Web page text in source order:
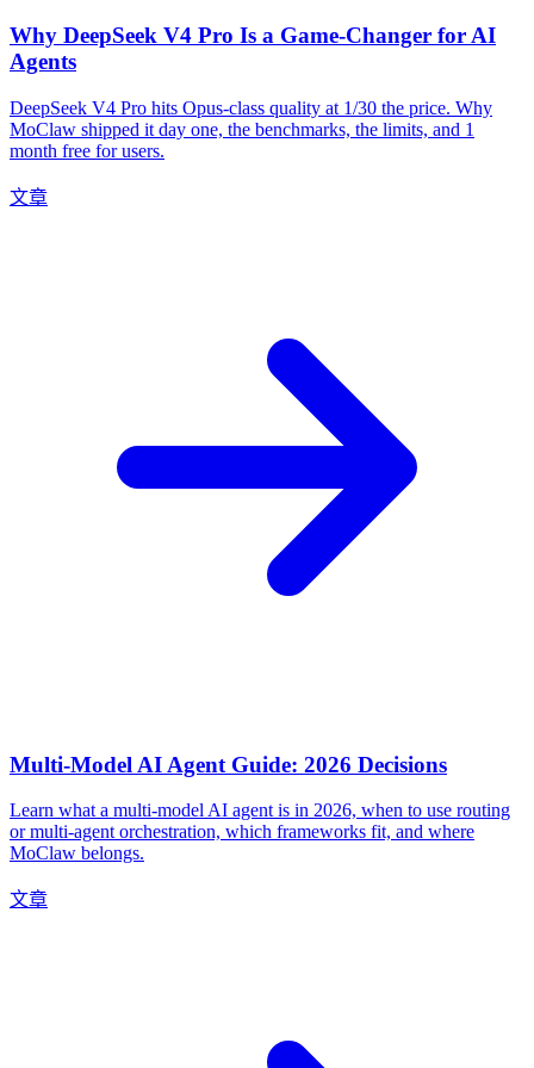
Why DeepSeek V4 Pro Is a Game-Changer for AI
Agents
DeepSeek V4 Pro hits Opus-class quality at 1/30 the price. Why
MoClaw shipped it day one, the benchmarks, the limits, and 1
month free for users.
文章
Multi-Model AI Agent Guide: 2026 Decisions
Learn what a multi-model AI agent is in 2026, when to use routing
or multi-agent orchestration, which frameworks fit, and where
MoClaw belongs.
文章